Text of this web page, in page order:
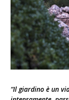
“Il giardino è un